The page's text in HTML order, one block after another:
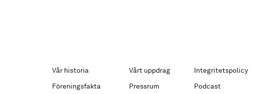
Vår historia Vårt uppdrag Integritetspolicy
Föreningsfakta
Pressrum Podcast